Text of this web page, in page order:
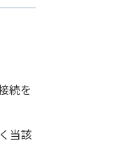
続を
当該